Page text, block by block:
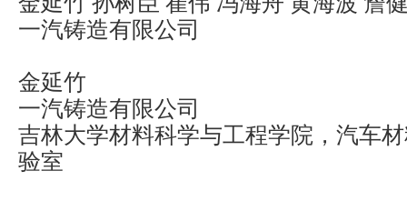
一汽铸造有限公司
金延竹
一汽铸造有限公司
吉林大学材料科学与工程学院，汽车
验室